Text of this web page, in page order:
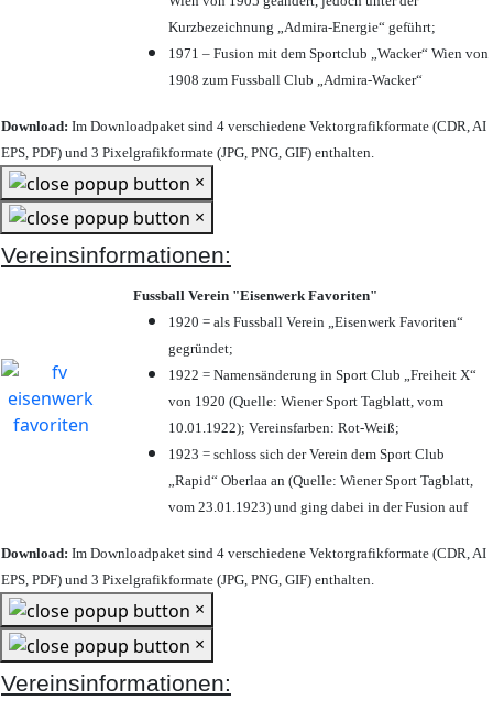
Kurzbezeichnung „Admira-Energie“ geführt;
1971 – Fusion mit dem Sportclub „Wacker“ Wien von
1908 zum Fussball Club „Admira-Wacker“
Download: Im Downloadpaket sind 4 verschiedene Vektorgrafikformate (CDR, AI
EPS, PDF) und 3 Pixelgrafikformate (JPG, PNG, GIF) enthalten.
×
×
Vereinsinformationen:
Fussball Verein "Eisenwerk Favoriten"
1920 = als Fussball Verein „Eisenwerk Favoriten“
gegründet;
1922 = Namensänderung in Sport Club „Freiheit X“
von 1920 (Quelle: Wiener Sport Tagblatt, vom
10.01.1922); Vereinsfarben: Rot-Weiß;
1923 = schloss sich der Verein dem Sport Club
„Rapid“ Oberlaa an (Quelle: Wiener Sport Tagblatt,
vom 23.01.1923) und ging dabei in der Fusion auf
Download: Im Downloadpaket sind 4 verschiedene Vektorgrafikformate (CDR, AI
EPS, PDF) und 3 Pixelgrafikformate (JPG, PNG, GIF) enthalten.
×
×
Vereinsinformationen: